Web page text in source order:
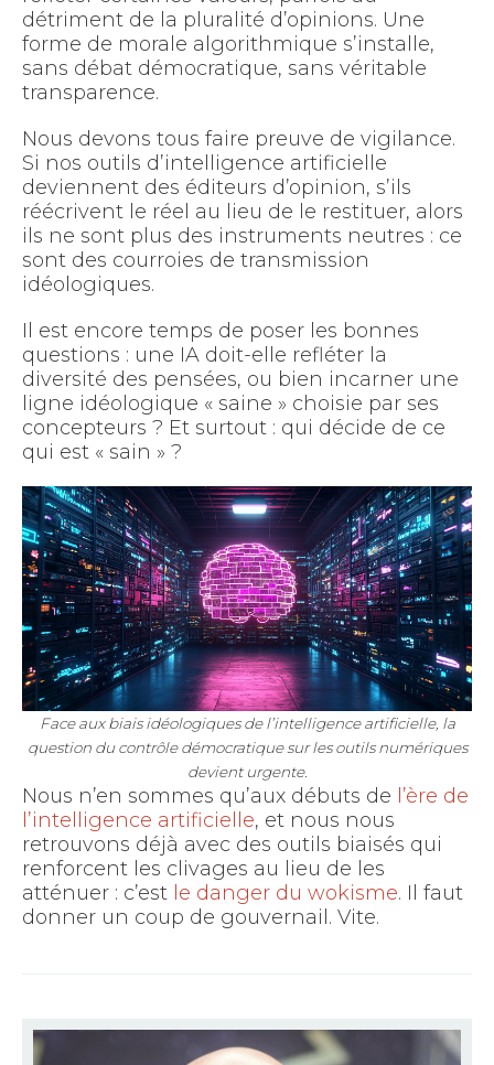
détriment de la pluralité d’opinions. Une
forme de morale algorithmique s’installe,
sans débat démocratique, sans véritable
transparence.
Nous devons tous faire preuve de vigilance.
Si nos outils d’intelligence artificielle
deviennent des éditeurs d’opinion, s’ils
réécrivent le réel au lieu de le restituer, alors
ils ne sont plus des instruments neutres : ce
sont des courroies de transmission
idéologiques.
Il est encore temps de poser les bonnes
questions : une IA doit-elle refléter la
diversité des pensées, ou bien incarner une
ligne idéologique « saine » choisie par ses
concepteurs ? Et surtout : qui décide de ce
qui est « sain » ?
Face aux biais idéologiques de l’intelligence artificielle, la
question du contrôle démocratique sur les outils numériques
devient urgente.
Nous n’en sommes qu’aux débuts de l’ère de
l’intelligence artificielle, et nous nous
retrouvons déjà avec des outils biaisés qui
renforcent les clivages au lieu de les
atténuer : c’est le danger du wokisme. Il faut
donner un coup de gouvernail. Vite.